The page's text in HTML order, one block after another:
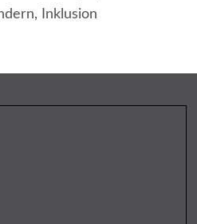
Inklusion